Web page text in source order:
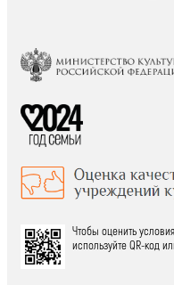
Чтобы оценить
используйте QR-код